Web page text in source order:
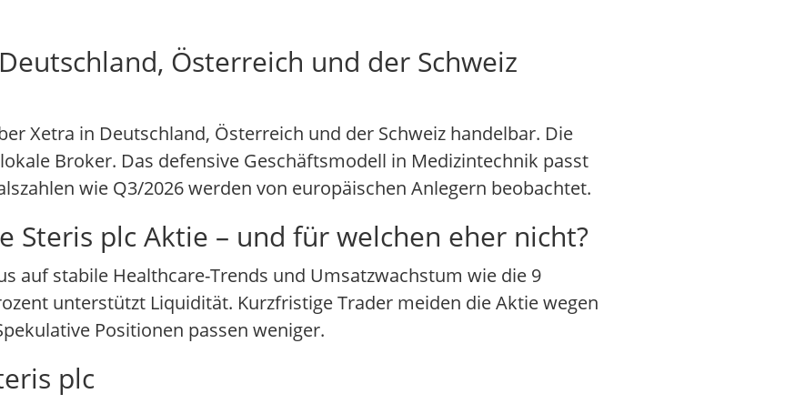
Österreich und der Schweiz
Xetra in Deutschland, Österreich und der Schweiz handelbar. Die
Broker. Das defensive Geschäftsmodell in Medizintechnik passt
wie Q3/2026 werden von europäischen Anlegern beobachtet.
Steris plc Aktie – und für welchen eher nicht?
auf stabile Healthcare-Trends und Umsatzwachstum wie die 9
unterstützt Liquidität. Kurzfristige Trader meiden die Aktie wegen
Positionen passen weniger.
plc